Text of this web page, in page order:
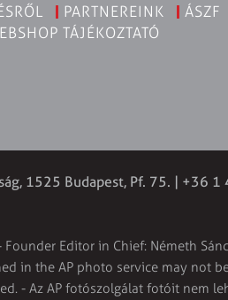
PARTNEREINK
ÁSZF
TÁJÉKOZTATÓ
1525 Budapest, Pf. 75. | +36
Editor in Chief: Németh
in the AP photo service may
- Az AP fotószolgálat fotóit nem